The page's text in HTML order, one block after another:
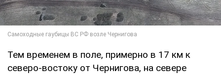
Тем временем в поле, примерно в 17 км к
северо-востоку от Чернигова, на севере